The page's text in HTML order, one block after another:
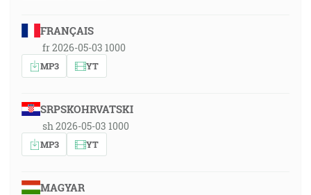
FRANÇAIS
fr 2026-05-03 1000
MP3 YT
SRPSKOHRVATSKI
sh 2026-05-03 1000
MP3 YT
MAGYAR